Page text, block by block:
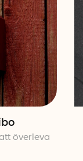
överleva